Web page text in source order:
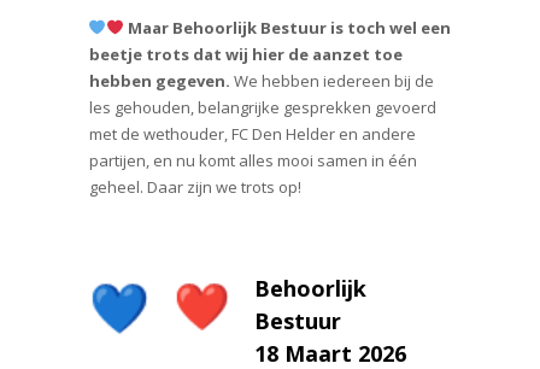
Maar Behoorlijk Bestuur is toch wel een
beetje trots dat wij hier de aanzet toe
hebben gegeven. We hebben iedereen bij de
les gehouden, belangrijke gesprekken gevoerd
met de wethouder, FC Den Helder en andere
partijen, en nu komt alles mooi samen in één
geheel. Daar zijn we trots op!
Behoorlijk
Bestuur
18 Maart 2026